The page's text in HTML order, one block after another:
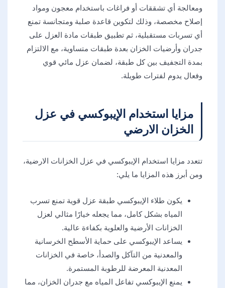
ومعالجة أي تشققات أو فراغات باستخدام معجون ومواد
إصلاح مخصصة، وذلك لتكوين قاعدة صلبة ومتجانسة تمنع
أي تسربات مستقبلية، ثم تطبيق طبقات مادة العزل على
جدران وأرضيات الخزان بعدة طبقات متساوية، مع الالتزام
بمدة التجفيف بين كل طبقة، لضمان عزل مائي قوي
وفعال يدوم لفترات طويلة.
مزايا استخدام الإيبوكسي في عزل
الخزان الارضي
تتعدد مزايا استخدام الإيبوكسي في عزل الخزانات الارضية،
ومن أبرز هذه المزايا ما يلي:
يكون طلاء الإيبوكسي طبقة عزل قوية تمنع تسرب
المياه بشكل كامل، مما يجعله خيارًا مثالي لعزل
الخزانات الأرضية والعلوية بكفاءة عالية.
يساعد الإيبوكسي على حماية الأسطح الخرسانية
والمعدنية من التآكل والصدأ، خاصة في الخزانات
المعدنية المعرضة للرطوبة المستمرة.
يمنع الإيبوكسي تفاعل المياه مع جدران الخزان، مما